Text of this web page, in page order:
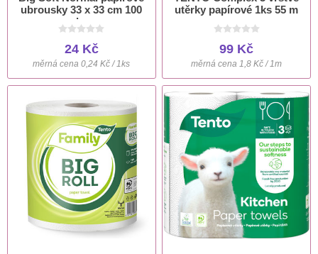
ubrousky 33 x 33 cm 100
ks
24 Kč
měrná cena 0,24 Kč / 1ks
utěrky papírové 1ks 55 m
99 Kč
měrná cena 1,8 Kč / 1m